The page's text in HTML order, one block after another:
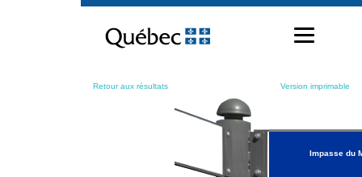
contenu
Retour aux résultats Version imprimable
Impasse du